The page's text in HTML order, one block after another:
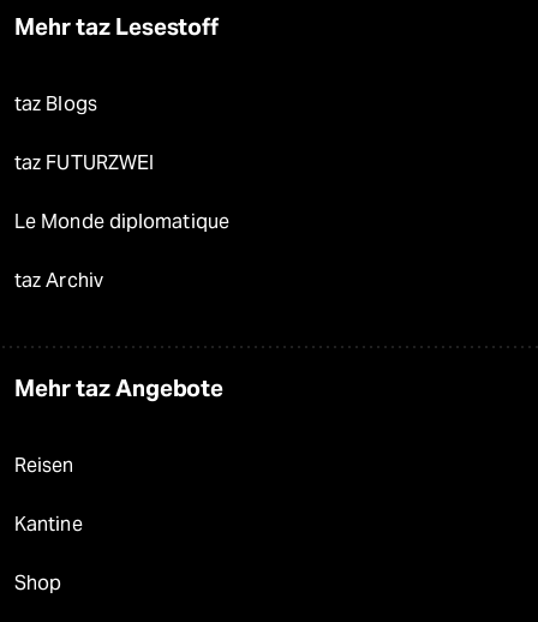
Mehr taz Lesestoff
taz Blogs
taz FUTURZWEI
Le Monde diplomatique
taz Archiv
Mehr taz Angebote
Reisen
Kantine
Shop